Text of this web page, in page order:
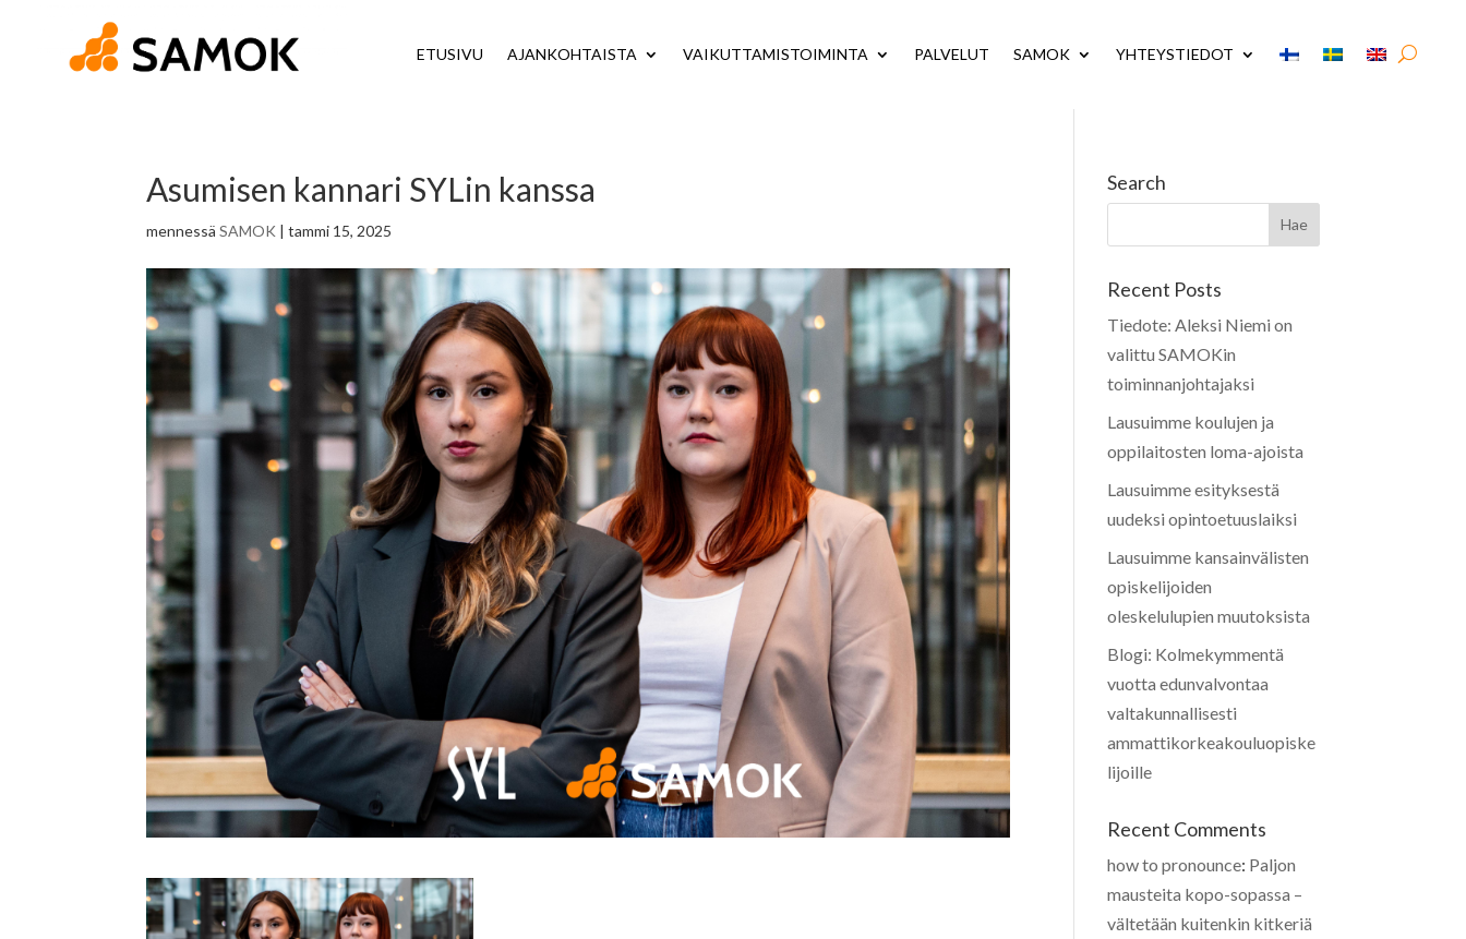
ETUSIVU AJANKOHTAISTA VAIKUTTAMISTOIMINTA PALVELUT SAMOK YHTEYSTIEDOT
Asumisen kannari SYLin kanssa
mennessäSAMOK |tammi 15, 2025
Search
Recent Posts
Tiedote: Aleksi Niemi on
valittu SAMOKin
toiminnanjohtajaksi
Lausuimme koulujen ja
oppilaitosten loma-ajoista
Lausuimme esityksestä
uudeksi opintoetuuslaiksi
Lausuimme kansainvälisten
opiskelijoiden
oleskelulupien muutoksista
Blogi: Kolmekymmentä
vuotta edunvalvontaa
valtakunnallisesti
ammattikorkeakouluopiske
lijoille
Recent Comments
how to pronounce: Paljon
mausteita kopo-sopassa –
vältetään kuitenkin kitkeriä